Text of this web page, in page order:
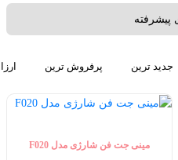
جدید ترین پرفروش ترین
مینی جت فن شارژی مدل F020